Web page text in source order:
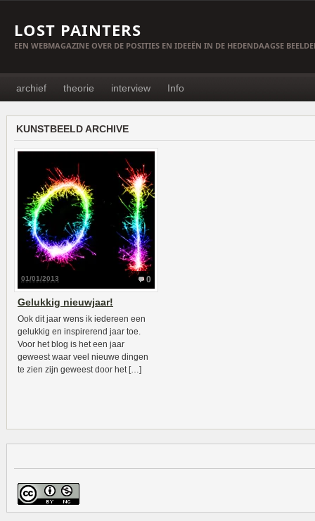
LOST PAINTERS
EEN WEBMAGAZINE OVER DE POSITIES EN IDEEËN IN DE HEDENDAAGSE
archief theorie interview Info
KUNSTBEELD ARCHIVE
0
01/01/2013
Gelukkig nieuwjaar!
Ook dit jaar wens ik iedereen een
gelukkig en inspirerend jaar toe.
Voor het blog is het een jaar
geweest waar veel nieuwe dingen
te zien zijn geweest door het […]